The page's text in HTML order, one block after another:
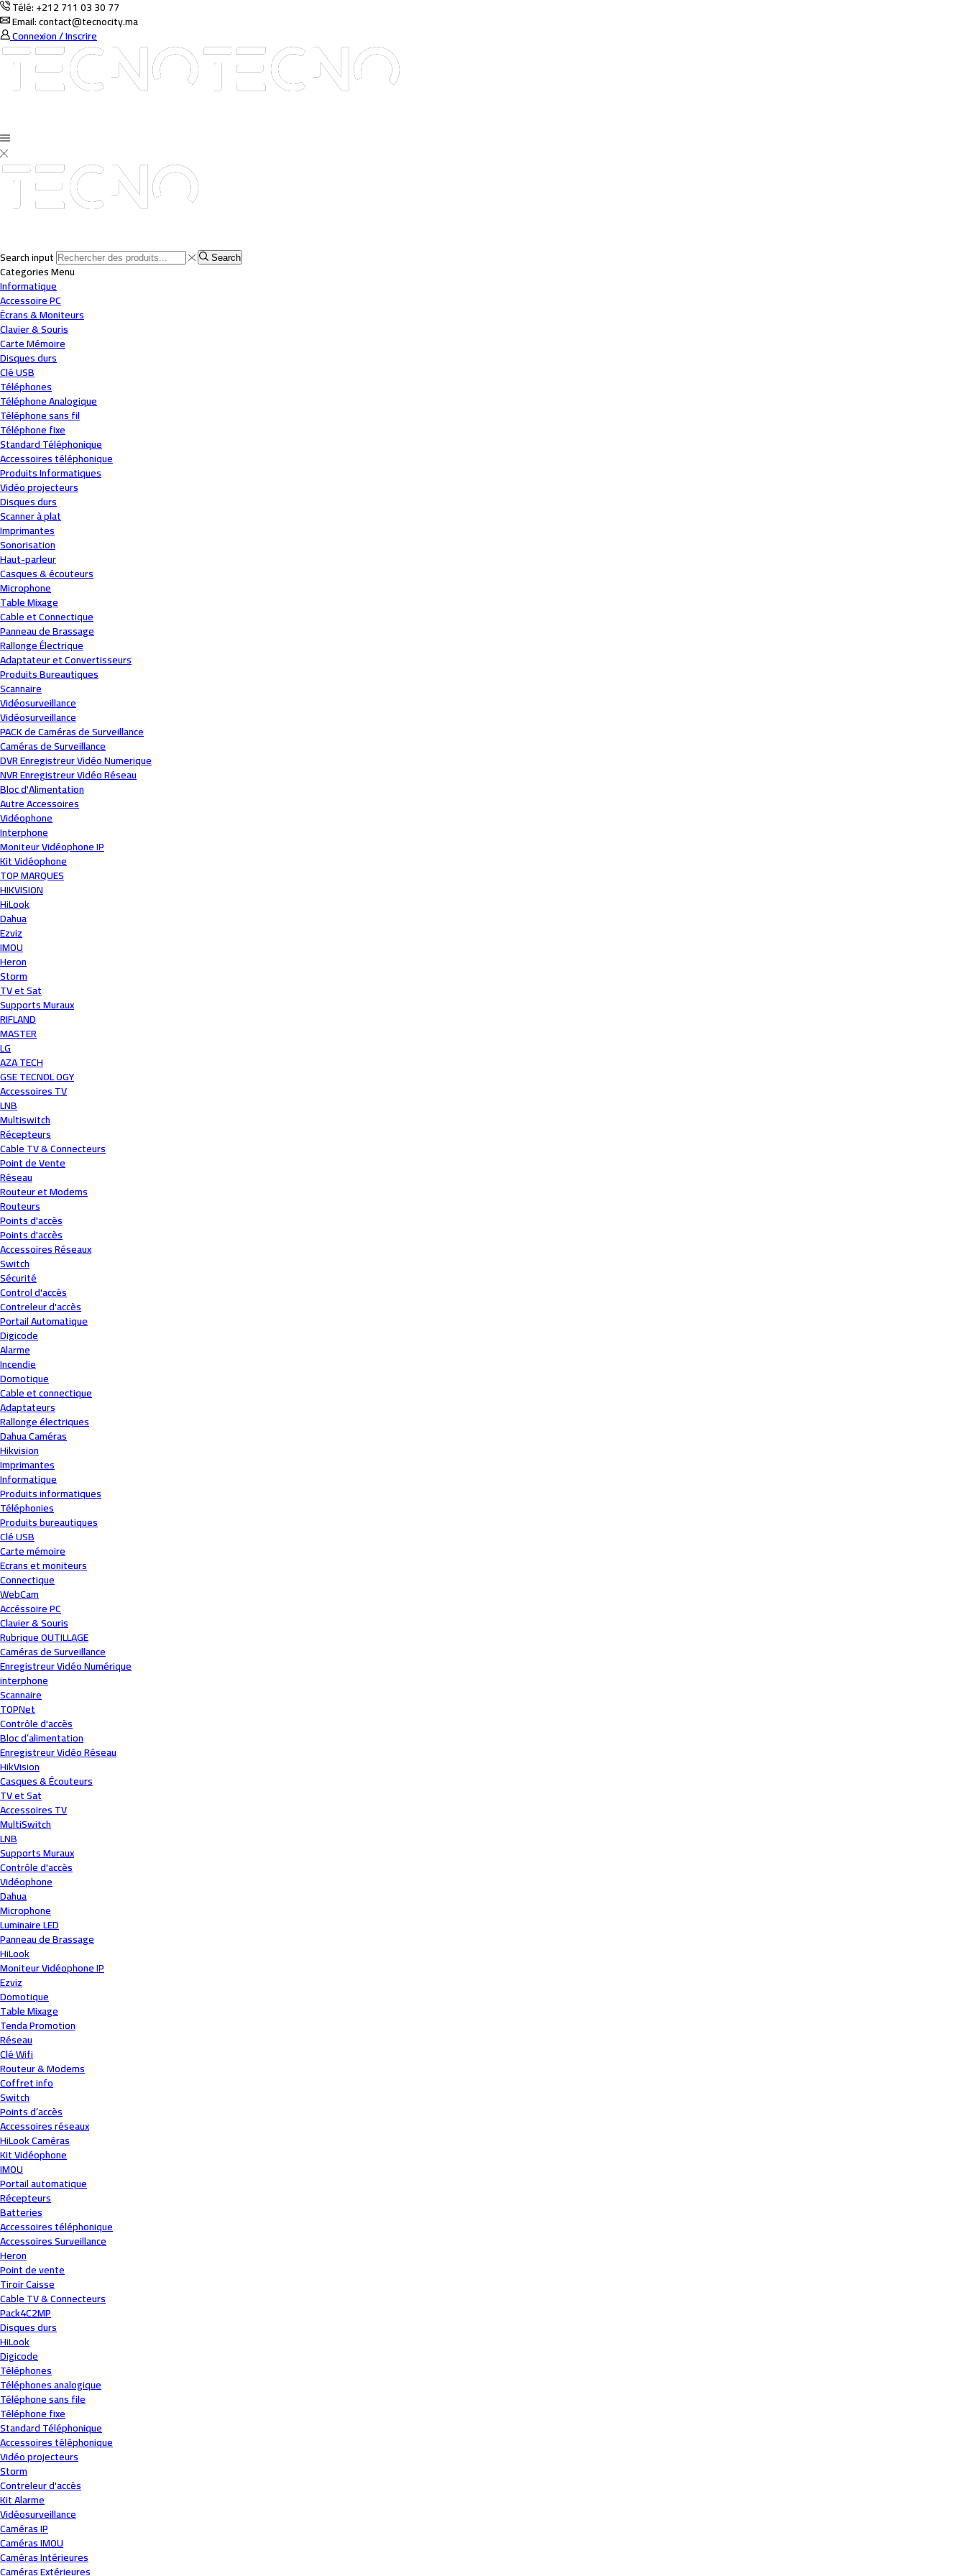
Télé: +212 711 03 30 77
Email: contact@tecnocity.ma
Connexion / Inscrire
Search input Search
CategoriesMenu
Informatique
Accessoire PC
Écrans & Moniteurs
Clavier & Souris
Carte Mémoire
Disques durs
Clé USB
Téléphones
Téléphone Analogique
Téléphone sans fil
Téléphone fixe
Standard Téléphonique
Accessoires téléphonique
Produits Informatiques
Vidéo projecteurs
Disques durs
Scanner à plat
Imprimantes
Sonorisation
Haut-parleur
Casques & écouteurs
Microphone
Table Mixage
Cable et Connectique
Panneau de Brassage
Rallonge Électrique
Adaptateur et Convertisseurs
Produits Bureautiques
Scannaire
Vidéosurveillance
Vidéosurveillance
PACK de Caméras de Surveillance
Caméras de Surveillance
DVR Enregistreur Vidéo Numerique
NVR Enregistreur Vidéo Réseau
Bloc d'Alimentation
Autre Accessoires
Vidéophone
Interphone
Moniteur Vidéophone IP
Kit Vidéophone
TOP MARQUES
HIKVISION
HiLook
Dahua
Ezviz
IMOU
Heron
Storm
TV et Sat
Supports Muraux
RIFLAND
MASTER
LG
AZA TECH
GSE TECNOL OGY
Accessoires TV
LNB
Multiswitch
Récepteurs
Cable TV & Connecteurs
Point de Vente
Réseau
Routeur et Modems
Routeurs
Points d'accès
Points d'accès
Accessoires Réseaux
Switch
Sécurité
Control d'accès
Contreleur d'accès
Portail Automatique
Digicode
Alarme
Incendie
Domotique
Cable et connectique
Adaptateurs
Rallonge électriques
Dahua Caméras
Hikvision
Imprimantes
Informatique
Produits informatiques
Téléphonies
Produits bureautiques
Clé USB
Carte mémoire
Ecrans et moniteurs
Connectique
WebCam
Accéssoire PC
Clavier & Souris
Rubrique OUTILLAGE
Caméras de Surveillance
Enregistreur Vidéo Numérique
interphone
Scannaire
TOPNet
Contrôle d'accès
Bloc d’alimentation
Enregistreur Vidéo Réseau
HikVision
Casques & Écouteurs
TV et Sat
Accessoires TV
MultiSwitch
LNB
Supports Muraux
Contrôle d'accès
Vidéophone
Dahua
Microphone
Luminaire LED
Panneau de Brassage
HiLook
Moniteur Vidéophone IP
Ezviz
Domotique
Table Mixage
Tenda Promotion
Réseau
Clé Wifi
Routeur & Modems
Coffret info
Switch
Points d’accès
Accessoires réseaux
HiLook Caméras
Kit Vidéophone
IMOU
Portail automatique
Récepteurs
Batteries
Accessoires téléphonique
Accessoires Surveillance
Heron
Point de vente
Tiroir Caisse
Cable TV & Connecteurs
Pack4C2MP
Disques durs
HiLook
Digicode
Téléphones
Téléphones analogique
Téléphone sans file
Téléphone fixe
Standard Téléphonique
Accessoires téléphonique
Vidéo projecteurs
Storm
Contreleur d'accès
Kit Alarme
Vidéosurveillance
Caméras IP
Caméras IMOU
Caméras Intérieures
Caméras Extérieures